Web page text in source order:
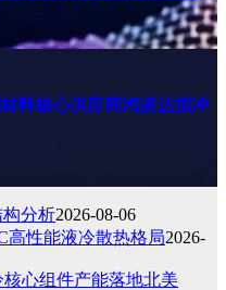
料核心供应商鸿凌达拟冲
分析2026-08-06
高性能液冷散热格局2026-
心组件产能落地北美